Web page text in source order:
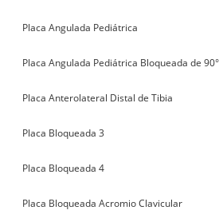
Placa Angulada Pediátrica
Placa Angulada Pediátrica Bloqueada de 90°
Placa Anterolateral Distal de Tibia
Placa Bloqueada 3
Placa Bloqueada 4
Placa Bloqueada Acromio Clavicular